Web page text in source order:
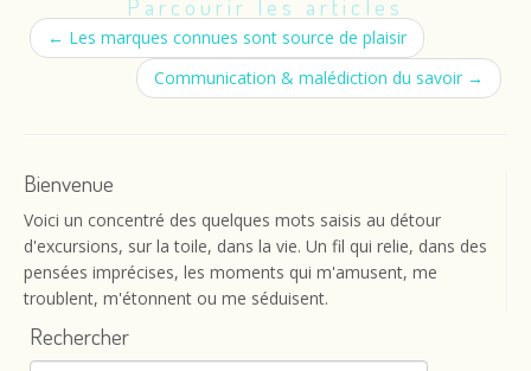
Parcourir les articles
← Les marques connues sont source de plaisir
Communication & malédiction du savoir →
Bienvenue
Voici un concentré des quelques mots saisis au détour
d'excursions, sur la toile, dans la vie. Un fil qui relie, dans des
pensées imprécises, les moments qui m'amusent, me
troublent, m'étonnent ou me séduisent.
Rechercher